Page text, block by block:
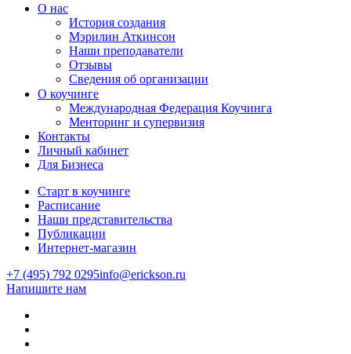
О нас
История создания
Мэрилин Аткинсон
Наши преподаватели
Отзывы
Сведения об организации
О коучинге
Международная Федерация Коучинга
Менторинг и супервизия
Контакты
Личный кабинет
Для Бизнеса
Старт в коучинге
Расписание
Наши представительства
Публикации
Интернет-магазин
+7 (495) 792 0295info@erickson.ru
Напишите нам